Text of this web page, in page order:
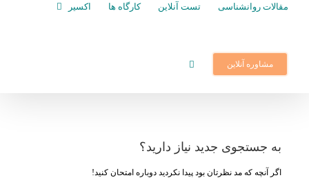
مقالات روانشناسی تست آنلاین کارگاه ها اکسیر
مشاوره آنلاین
به جستجوی جديد نياز داريد؟
اگر آنچه که مد نظرتان بود پیدا نکردید دوباره امتحان کنید!